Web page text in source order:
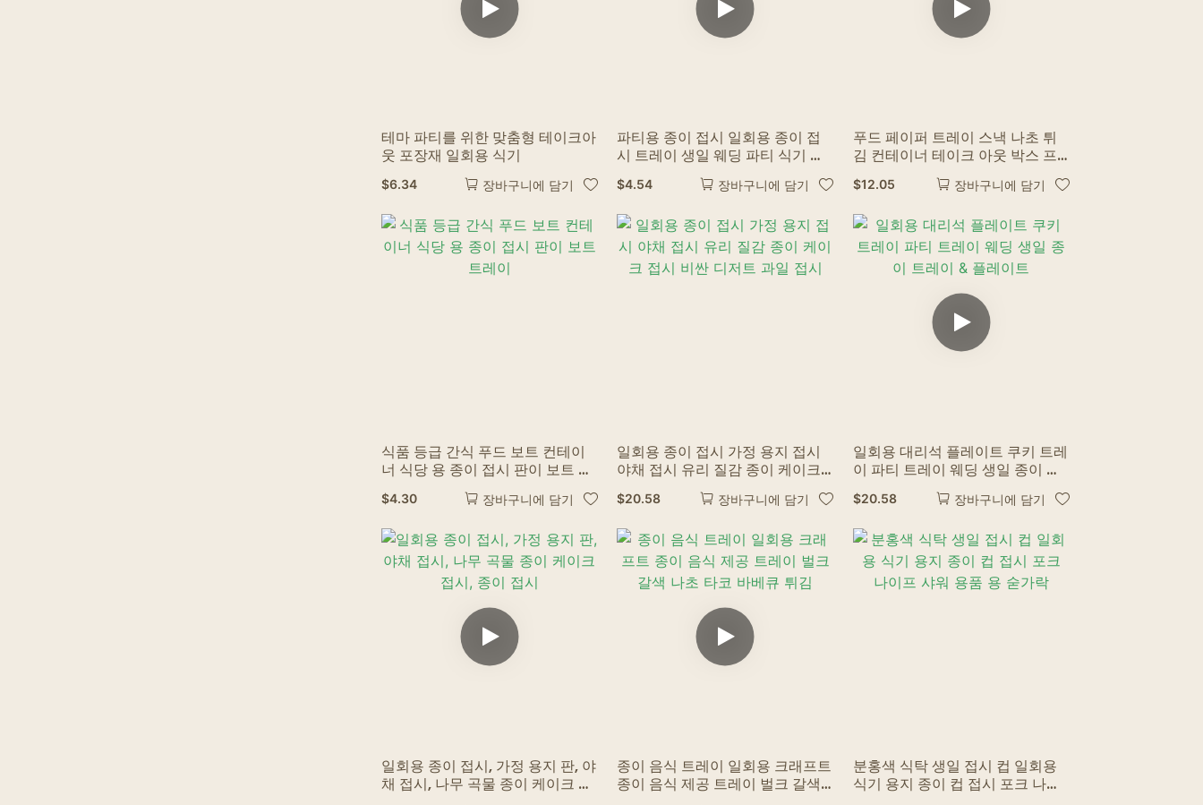
테마 파티를 위한 맞춤형 테이크아
웃 포장재 일회용 식기
$6.34 장바구니에 담기
파티용 종이 접시 일회용 종이 접
시 트레이 생일 웨딩 파티 식기 아
기 샤워용 일회용 식기
$4.54 장바구니에 담기
푸드 페이퍼 트레이 스낵 나초 튀
김 컨테이너 테이크 아웃 박스 프
렌치 감자 튀김 트레이 kraft 종이
스낵 박스 음식 트레이
$12.05 장바구니에 담기
식품 등급 간식 푸드 보트 컨테이
너 식당 용 종이 접시 판이 보트 트
레이
$4.30 장바구니에 담기
일회용 종이 접시 가정 용지 접시
야채 접시 유리 질감 종이 케이크
접시 비싼 디저트 과일 접시
$20.58 장바구니에 담기
일회용 대리석 플레이트 쿠키 트레
이 파티 트레이 웨딩 생일 종이 트
레이 & 플레이트
$20.58 장바구니에 담기
일회용 종이 접시, 가정 용지 판, 야
채 접시, 나무 곡물 종이 케이크 접
종이 음식 트레이 일회용 크래프트
종이 음식 제공 트레이 벌크 갈색
분홍색 식탁 생일 접시 컵 일회용
식기 용지 종이 컵 접시 포크 나이